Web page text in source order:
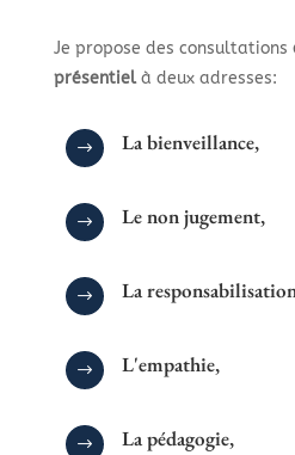
Je propose des consultations
présentielà deux adresses:
$ La bienveillance,
$ Le non jugement,
$ La
$ L'empathie,
$ La pédagogie,